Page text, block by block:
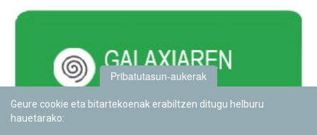
Pribatutasun-aukerak
Geure cookie eta bitartekoenak erabiltzen ditugu helburu
hauetarako: